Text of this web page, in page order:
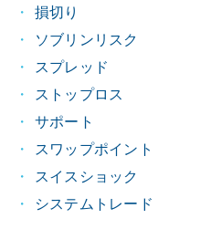
損切り
ソブリンリスク
スプレッド
ストップロス
サポート
スワップポイント
スイスショック
システムトレード